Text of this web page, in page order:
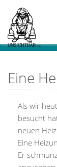
Eine
Als wir
besucht
neuen
Eine
Er